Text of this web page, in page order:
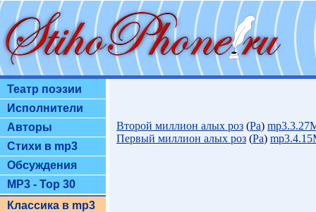
Театр поэзии
Исполнители
Авторы
Стихи в mp3
Обсуждения
MP3 - Top 30
Классика в mp3
Второй миллион алых роз (Ра)
Первый миллион алых роз (Ра)